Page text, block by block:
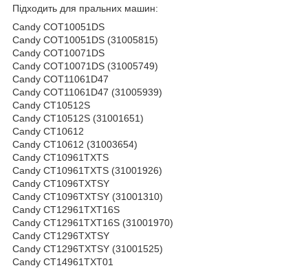
Підходить для пральних машин:
Candy COT10051DS
Candy COT10051DS (31005815)
Candy COT10071DS
Candy COT10071DS (31005749)
Candy COT11061D47
Candy COT11061D47 (31005939)
Candy CT10512S
Candy CT10512S (31001651)
Candy CT10612
Candy CT10612 (31003654)
Candy CT10961TXTS
Candy CT10961TXTS (31001926)
Candy CT1096TXTSY
Candy CT1096TXTSY (31001310)
Candy CT12961TXT16S
Candy CT12961TXT16S (31001970)
Candy CT1296TXTSY
Candy CT1296TXTSY (31001525)
Candy CT14961TXT01